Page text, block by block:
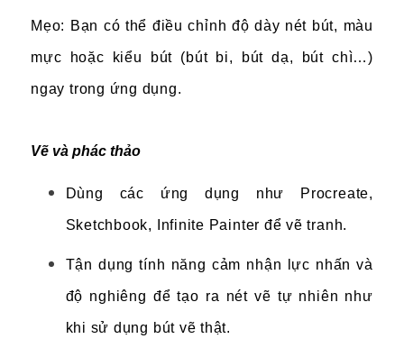
Mẹo: Bạn có thể điều chỉnh độ dày nét bút, màu
mực hoặc kiểu bút (bút bi, bút dạ, bút chì…)
ngay trong ứng dụng.
Vẽ và phác thảo
Dùng các ứng dụng như Procreate,
Sketchbook, Infinite Painter để vẽ tranh.
Tận dụng tính năng cảm nhận lực nhấn và
độ nghiêng để tạo ra nét vẽ tự nhiên như
khi sử dụng bút vẽ thật.